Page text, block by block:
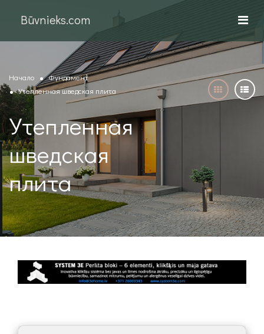
Būvnieks.com
Начало
Фундамент
Утепленная шведская плита
Утепленная
шведская
плита